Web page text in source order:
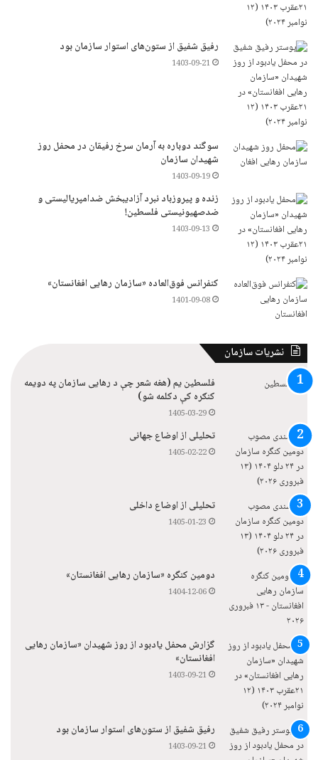
رفیق شفیق از ستون‌های استوار سازمان بود
1403-09-21
سوگند دوباره به آرمان سرخ رفیقان در محفل روز
شهیدان سازمان
1403-09-19
زنده و پیروزباد نبرد آزادیبخش ضدامپریالیستی و
ضدصهیونیستی فلسطین!
1403-09-13
کنفرانس فوق‌العاده «سازمان رهایی افغانستان»
1401-09-08
نشریات سازمان
فلسطین یم (هغه شعر چې د رهایی سازمان په دویمه
کنګره کې دکلمه شو)
1405-03-29
تحلیلی از اوضاع جهانی
1405-02-22
تحلیلی از اوضاع داخلی
1405-01-23
دومین کنگره «سازمان رهایی افغانستان»
1404-12-06
گزارش محفل یادبود از روز شهیدان «سازمان رهایی
افغانستان»
1403-09-21
رفیق شفیق از ستون‌های استوار سازمان بود
1403-09-21